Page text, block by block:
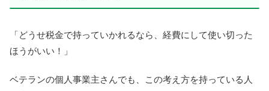
「どうせ税金で持っていかれるなら、経費にして使い切った
ほうがいい！」
ベテランの個人事業主さんでも、この考え方を持っている人